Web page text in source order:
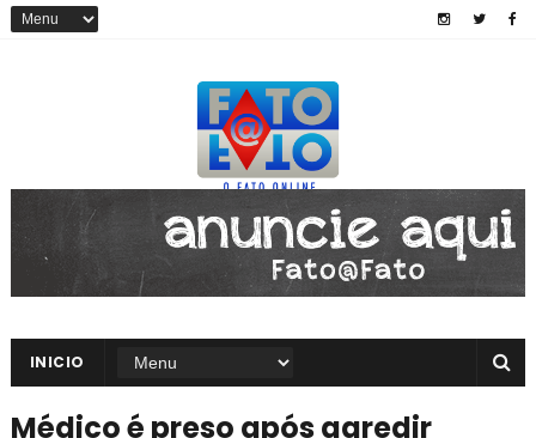
INICIO
Médico é preso após agredir